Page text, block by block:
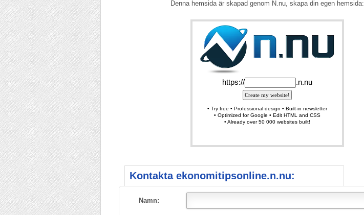
Denna hemsida är skapad genom N.nu, skapa din egen hemsida:
Kontakta ekonomitipsonline.n.nu:
Namn: